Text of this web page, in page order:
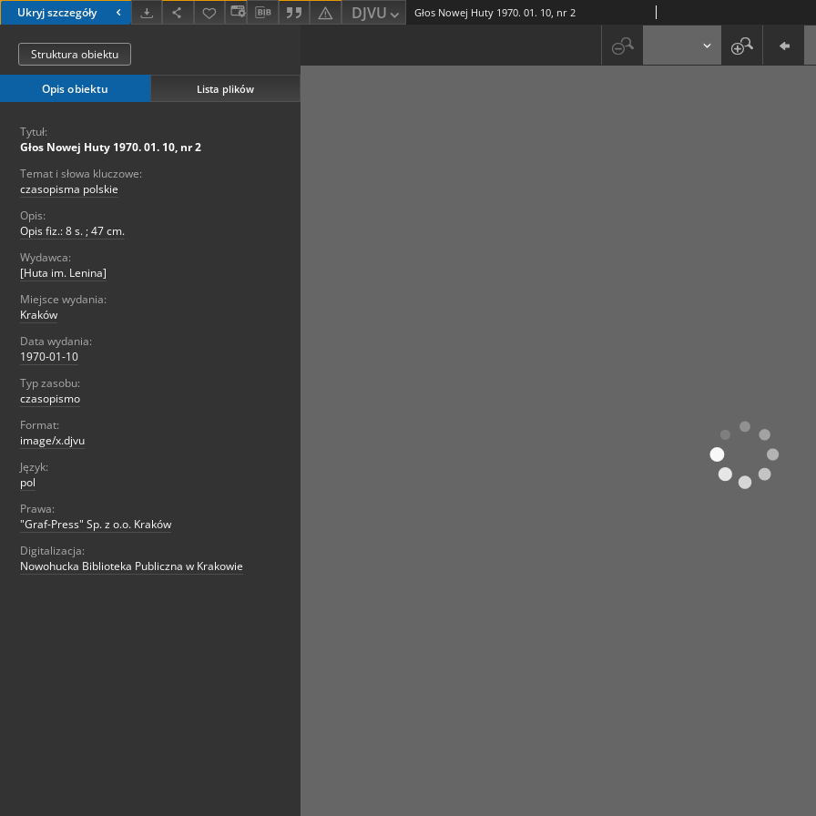
Ukryj szczegóły DJVU Głos Nowej Huty 1970. 01. 10, nr 2
Struktura obiektu
Opis obiektu Lista plików
Tytuł:
Głos Nowej Huty 1970. 01. 10, nr 2
Temat i słowa kluczowe:
czasopisma polskie
Opis:
Opis fiz.: 8 s. ; 47 cm.
Wydawca:
[Huta im. Lenina]
Miejsce wydania:
Kraków
Data wydania:
1970-01-10
Typ zasobu:
czasopismo
Format:
image/x.djvu
Język:
pol
Prawa:
"Graf-Press" Sp. z o.o. Kraków
Digitalizacja:
Nowohucka Biblioteka Publiczna w Krakowie